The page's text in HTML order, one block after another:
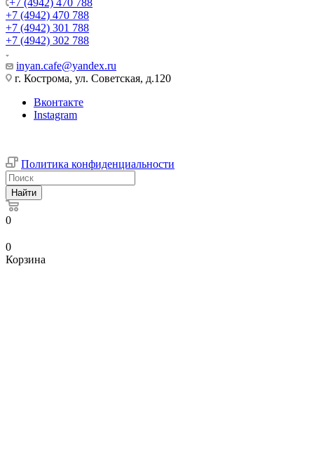
+7 (4942) 470 788
+7 (4942) 301 788
+7 (4942) 302 788
inyan.cafe@yandex.ru
г. Кострома, ул. Советская, д.120
Вконтакте
Instagram
Политика конфиденциальности
Найти
0
0
Корзина